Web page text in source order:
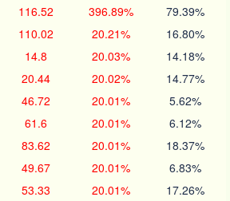
116.52 396.89% 79.39%
110.02 20.21% 16.80%
14.8 20.03% 14.18%
20.44 20.02% 14.77%
46.72 20.01% 5.62%
61.6 20.01% 6.12%
83.62 20.01% 18.37%
49.67 20.01% 6.83%
53.33 20.01% 17.26%